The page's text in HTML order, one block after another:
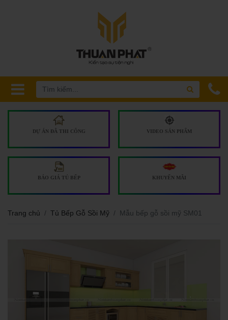
DỰ ÁN ĐÃ THI CÔNG VIDEO SẢN PHẨM
BÁO GIÁ TỦ BẾP KHUYẾN MÃI
Trang chủ Tủ Bếp Gỗ Sồi Mỹ Mẫu bếp gỗ sồi mỹ SM01